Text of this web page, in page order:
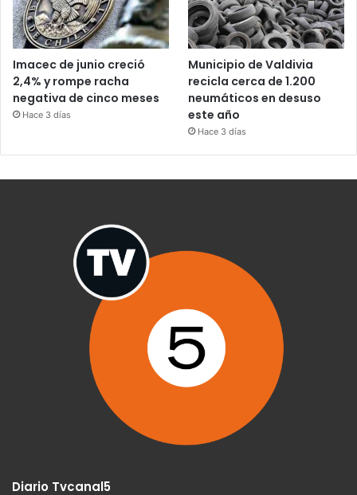
Imacec de junio creció
2,4% y rompe racha
negativa de cinco meses
Hace 3 días
Municipio de Valdivia
recicla cerca de 1.200
neumáticos en desuso
este año
Hace 3 días
Diario Tvcanal5